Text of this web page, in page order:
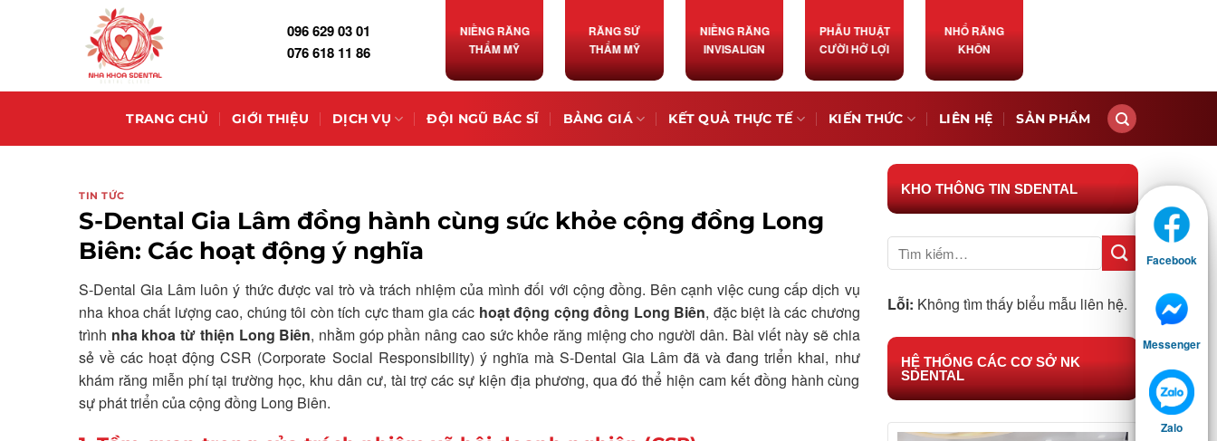
096 629 03 01
076 618 11 86
NIỀNG RĂNG
THẨM MỸ
RĂNG SỨ
THẨM MỸ
NIỀNG RĂNG
INVISALIGN
PHẪU THUẬT
CƯỜI HỞ LỢI
NHỔ RĂNG
KHÔN
TRANG CHỦ GIỚI THIỆU DỊCH VỤ ĐỘI NGŨ BÁC SĨ BẢNG GIÁ KẾT QUẢ THỰC TẾ KIẾN THỨC LIÊN HỆ SẢN PHẨM
TIN TỨC
S-Dental Gia Lâm đồng hành cùng sức khỏe cộng đồng Long
Biên: Các hoạt động ý nghĩa
S-Dental Gia Lâm luôn ý thức được vai trò và trách nhiệm của mình đối với cộng đồng. Bên cạnh việc cung cấp dịch vụ
nha khoa chất lượng cao, chúng tôi còn tích cực tham gia các hoạt động cộng đồng Long Biên, đặc biệt là các chương
trình nha khoa từ thiện Long Biên, nhằm góp phần nâng cao sức khỏe răng miệng cho người dân. Bài viết này sẽ chia
sẻ về các hoạt động CSR (Corporate Social Responsibility) ý nghĩa mà S-Dental Gia Lâm đã và đang triển khai, như
khám răng miễn phí tại trường học, khu dân cư, tài trợ các sự kiện địa phương, qua đó thể hiện cam kết đồng hành cùng
sự phát triển của cộng đồng Long Biên.
KHO THÔNG TIN SDENTAL
Lỗi: Không tìm thấy biểu mẫu liên hệ.
HỆ THỐNG CÁC CƠ SỞ NK
SDENTAL
Facebook
Messenger
Zalo